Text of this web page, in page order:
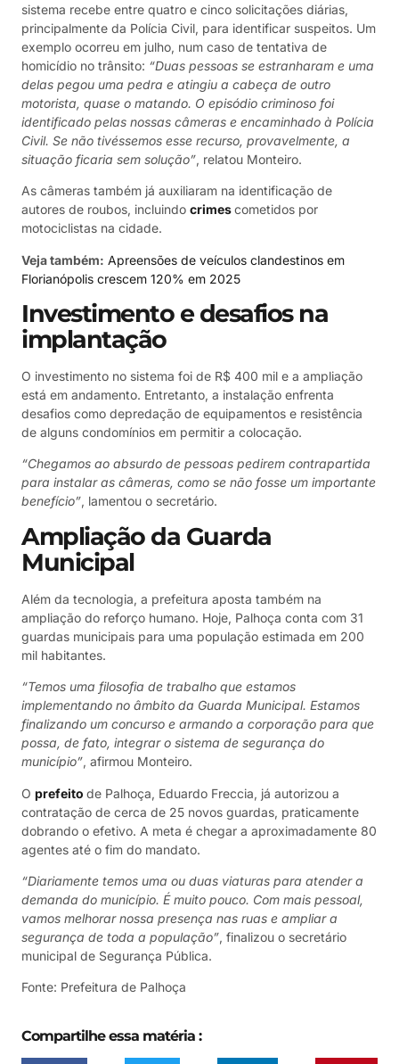
sistema recebe entre quatro e cinco solicitações diárias,
principalmente da Polícia Civil, para identificar suspeitos. Um
exemplo ocorreu em julho, num caso de tentativa de
homicídio no trânsito: “Duas pessoas se estranharam e uma
delas pegou uma pedra e atingiu a cabeça de outro
motorista, quase o matando. O episódio criminoso foi
identificado pelas nossas câmeras e encaminhado à Polícia
Civil. Se não tivéssemos esse recurso, provavelmente, a
situação ficaria sem solução”, relatou Monteiro.
As câmeras também já auxiliaram na identificação de
autores de roubos, incluindo crimescometidos por
motociclistas na cidade.
Veja também: Apreensões de veículos clandestinos em
Florianópolis crescem 120% em 2025
Investimento e desafios na
implantação
O investimento no sistema foi de R$ 400 mil e a ampliação
está em andamento. Entretanto, a instalação enfrenta
desafios como depredação de equipamentos e resistência
de alguns condomínios em permitir a colocação.
“Chegamos ao absurdo de pessoas pedirem contrapartida
para instalar as câmeras, como se não fosse um importante
benefício”, lamentou o secretário.
Ampliação da Guarda
Municipal
Além da tecnologia, a prefeitura aposta também na
ampliação do reforço humano. Hoje, Palhoça conta com 31
guardas municipais para uma população estimada em 200
mil habitantes.
“Temos uma filosofia de trabalho que estamos
implementando no âmbito da Guarda Municipal. Estamos
finalizando um concurso e armando a corporação para que
possa, de fato, integrar o sistema de segurança do
município”, afirmou Monteiro.
O prefeito de Palhoça, Eduardo Freccia, já autorizou a
contratação de cerca de 25 novos guardas, praticamente
dobrando o efetivo. A meta é chegar a aproximadamente 80
agentes até o fim do mandato.
“Diariamente temos uma ou duas viaturas para atender a
demanda do município. É muito pouco. Com mais pessoal,
vamos melhorar nossa presença nas ruas e ampliar a
segurança de toda a população”, finalizou o secretário
municipal de Segurança Pública.
Fonte: Prefeitura de Palhoça
Compartilhe essa matéria :